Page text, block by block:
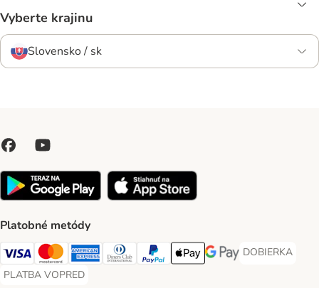
Vyberte krajinu
Slovensko / sk
Platobné metódy
Visa Payment Method
Mastercard Payment Method
American Express Payment Method
Diners Club Payment Method
PayPal Payment Method
Apple Pay Payment Method
Google Pay Payment
DOBIERKA
DOBIERKA
PLATBA VOPRED
PLATBA VOPRED Payment Method